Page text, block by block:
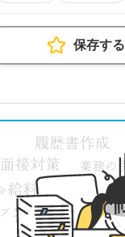
保存する